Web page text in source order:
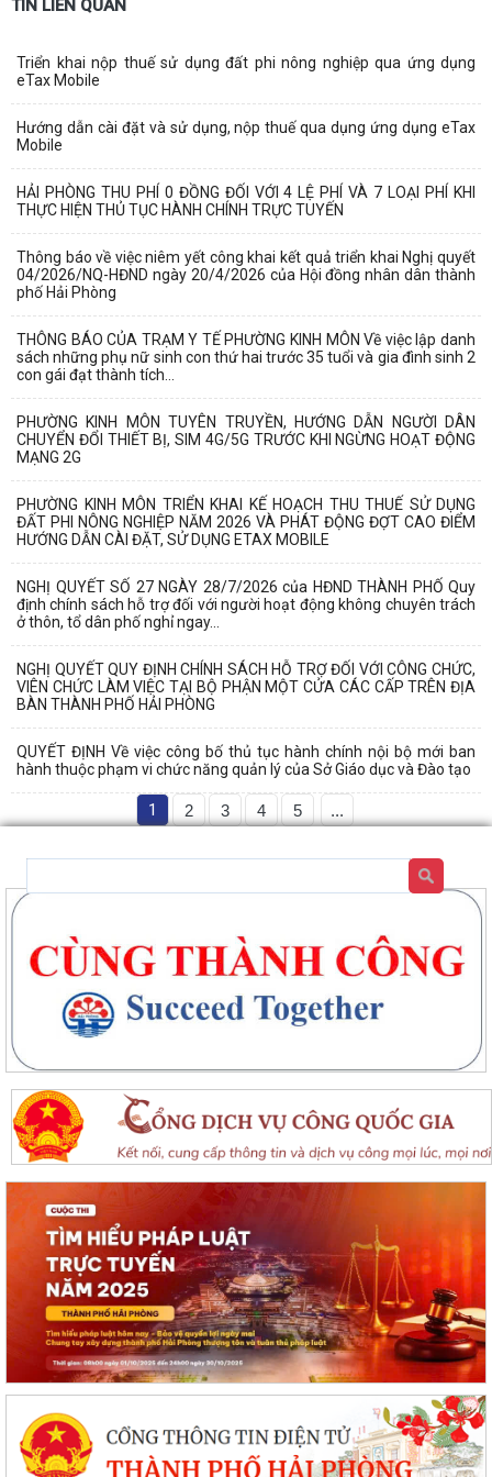
TIN LIÊN QUAN
Triển khai nộp thuế sử dụng đất phi nông nghiệp qua ứng dụng
eTax Mobile
Hướng dẫn cài đặt và sử dụng, nộp thuế qua dụng ứng dụng eTax
Mobile
HẢI PHÒNG THU PHÍ 0 ĐỒNG ĐỐI VỚI 4 LỆ PHÍ VÀ 7 LOẠI PHÍ KHI
THỰC HIỆN THỦ TỤC HÀNH CHÍNH TRỰC TUYẾN
Thông báo về việc niêm yết công khai kết quả triển khai Nghị quyết
04/2026/NQ-HĐND ngày 20/4/2026 của Hội đồng nhân dân thành
phố Hải Phòng
THÔNG BÁO CỦA TRẠM Y TẾ PHƯỜNG KINH MÔN Về việc lập danh
sách những phụ nữ sinh con thứ hai trước 35 tuổi và gia đình sinh 2
con gái đạt thành tích...
PHƯỜNG KINH MÔN TUYÊN TRUYỀN, HƯỚNG DẪN NGƯỜI DÂN
CHUYỂN ĐỔI THIẾT BỊ, SIM 4G/5G TRƯỚC KHI NGỪNG HOẠT ĐỘNG
MẠNG 2G
PHƯỜNG KINH MÔN TRIỂN KHAI KẾ HOẠCH THU THUẾ SỬ DỤNG
ĐẤT PHI NÔNG NGHIỆP NĂM 2026 VÀ PHÁT ĐỘNG ĐỢT CAO ĐIỂM
HƯỚNG DẪN CÀI ĐẶT, SỬ DỤNG ETAX MOBILE
NGHỊ QUYẾT SỐ 27 NGÀY 28/7/2026 của HĐND THÀNH PHỐ Quy
định chính sách hỗ trợ đối với người hoạt động không chuyên trách
ở thôn, tổ dân phố nghỉ ngay...
NGHỊ QUYẾT QUY ĐỊNH CHÍNH SÁCH HỖ TRỢ ĐỐI VỚI CÔNG CHỨC,
VIÊN CHỨC LÀM VIỆC TẠI BỘ PHẬN MỘT CỬA CÁC CẤP TRÊN ĐỊA
BÀN THÀNH PHỐ HẢI PHÒNG
QUYẾT ĐỊNH Về việc công bố thủ tục hành chính nội bộ mới ban
hành thuộc phạm vi chức năng quản lý của Sở Giáo dục và Đào tạo
1 2 3 4 5 ...